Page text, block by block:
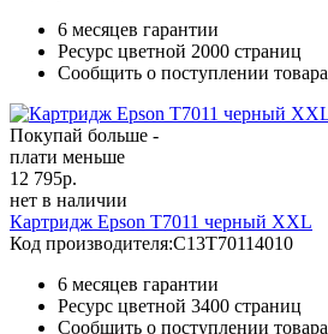
6 месяцев гарантии
Ресурс цветной 2000 страниц
Сообщить о поступлении товара
Покупай больше -
плати меньше
12 795р.
нет в наличии
Картридж Epson T7011 черный XXL
Код производителя:C13T70114010
6 месяцев гарантии
Ресурс цветной 3400 страниц
Сообщить о поступлении товара